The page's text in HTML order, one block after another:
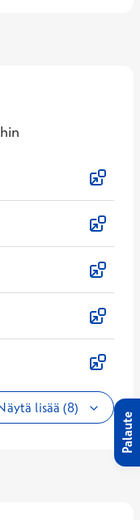
lisää (8)
Palaute